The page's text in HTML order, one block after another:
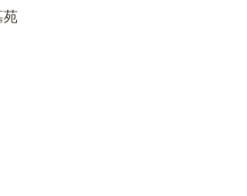
ションのガーデニング型樹木葬霊園
還りたい」、「大切な家族にちゃんと